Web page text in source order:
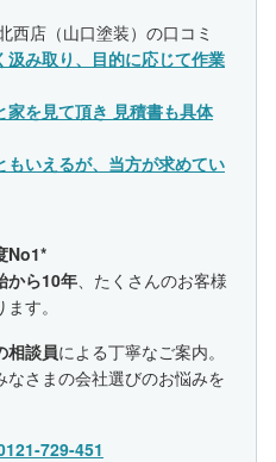
西店（山口塗装）の口コミ
汲み取り、目的に応じて作業
家を見て頂き 見積書も具体
もいえるが、当方が求めてい
No1*
から10年、たくさんのお客様
す。
相談員による丁寧なご案内。
なさまの会社選びのお悩みを
729-451